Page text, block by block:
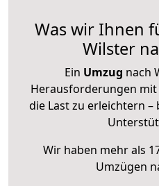
Was wir Ihnen
Wilster
Ein Umzug nach
Herausforderungen
die Last zu erleichtern
Wir haben mehr als
Umzügen